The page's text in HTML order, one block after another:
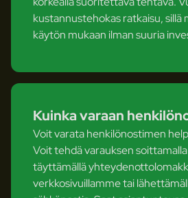
kustannustehokas ratkaisu, sillä
käytön mukaan ilman suuria
Kuinka varaan
Voit varata henkilönostimen
Voit tehdä varauksen
täyttämällä
verkkosivuillamme tai